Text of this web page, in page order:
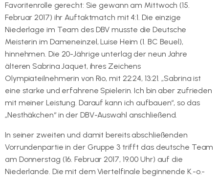
Favoritenrolle gerecht: Sie gewann am Mittwoch (15.
Februar 2017) ihr Auftaktmatch mit 4:1. Die einzige
Niederlage im Team des DBV musste die Deutsche
Meisterin im Dameneinzel, Luise Heim (1. BC Beuel),
hinnehmen. Die 20-Jährige unterlag der neun Jahre
älteren Sabrina Jaquet, ihres Zeichens
Olympiateilnehmerin von Rio, mit 22:24, 13:21. „Sabrina ist
eine starke und erfahrene Spielerin. Ich bin aber zufrieden
mit meiner Leistung. Darauf kann ich aufbauen“, so das
„Nesthäkchen“ in der DBV-Auswahl anschließend.
In seiner zweiten und damit bereits abschließenden
Vorrundenpartie in der Gruppe 3 trifft das deutsche Team
am Donnerstag (16. Februar 2017, 19.00 Uhr) auf die
Niederlande. Die mit dem Viertelfinale beginnende K.-o.-